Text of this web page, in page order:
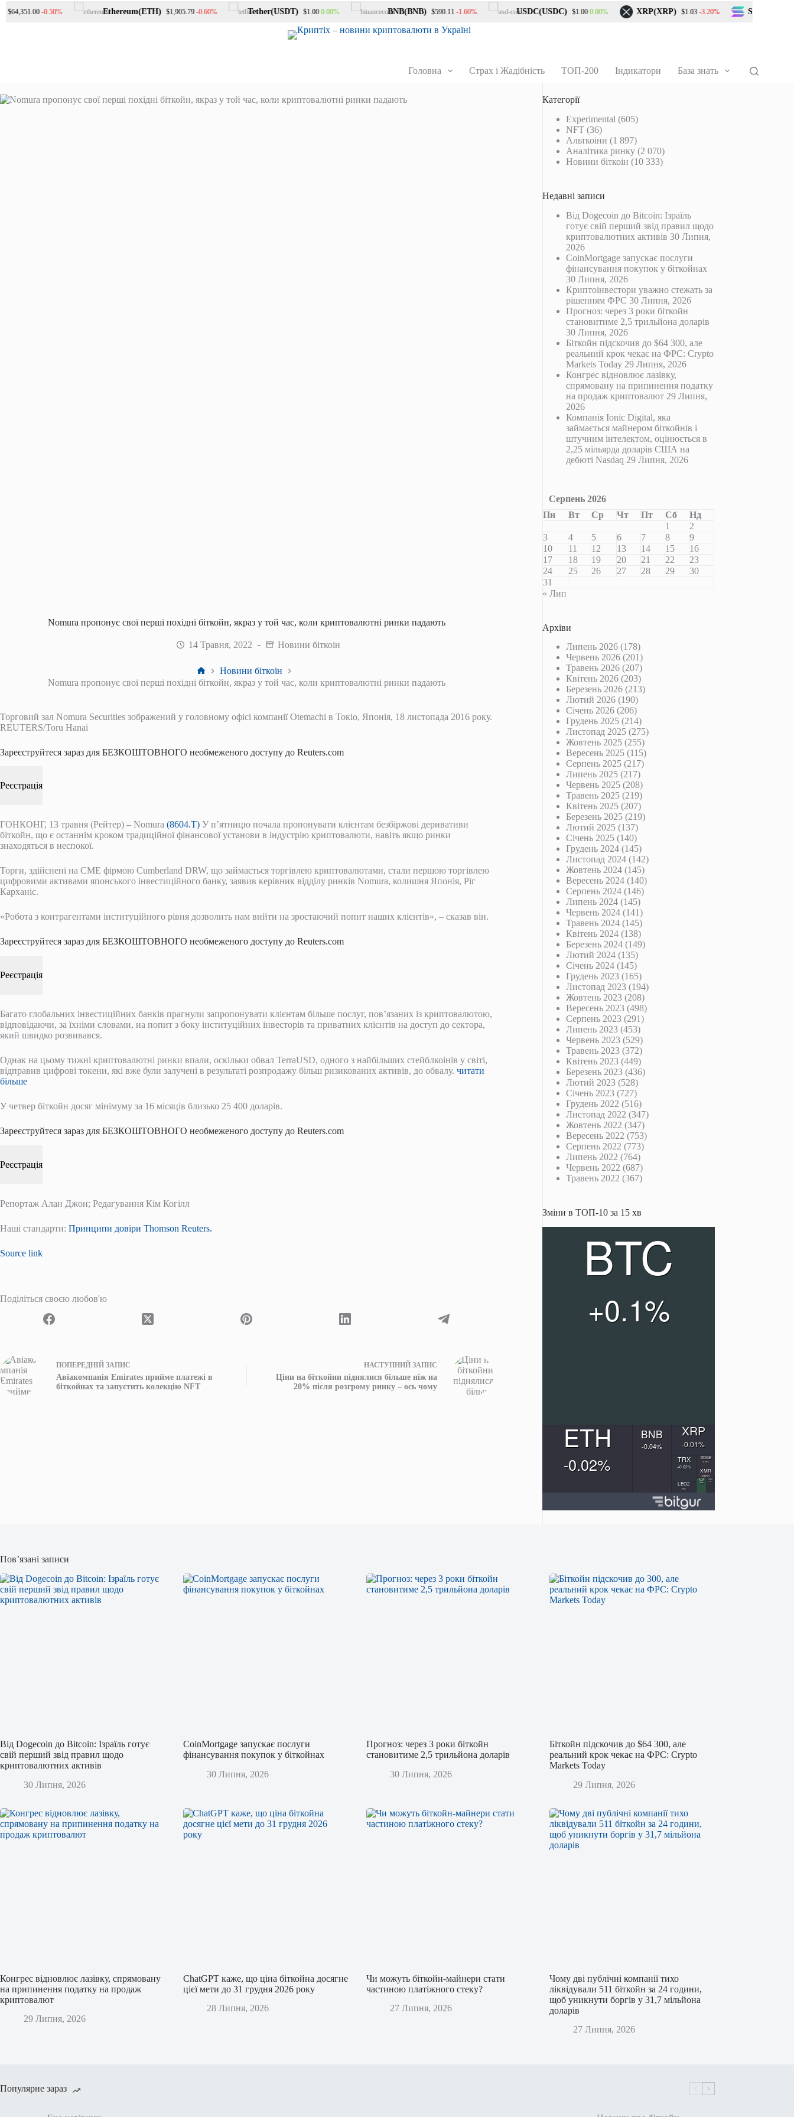
до
-0.50% Ethereum(ETH) $1,905.79 -0.60% Tether(USDT) $1.00 0.00% BNB(BNB) $590.11 -1.60% USDC(USDC) $1.00 0.00% XRP(XRP) $1.03 -3.20% Solana(SOL)
Головна Страх і Жадібність ТОП-200 Індикатори База знать
Nomura пропонує свої перші похідні біткойн, якраз у той час, коли криптовалютні ринки падають
14 Травня, 2022 Новини біткоін
Головна
Новини біткоін
Nomura пропонує свої перші похідні біткойн, якраз у той час, коли криптовалютні ринки падають
Торговий зал Nomura Securities зображений у головному офісі компанії Otemachi в Токіо, Японія, 18 листопада 2016 року.
REUTERS/Toru Hanai
Зареєструйтеся зараз для БЕЗКОШТОВНОГО необмеженого доступу до Reuters.com
Реєстрація
ГОНКОНГ, 13 травня (Рейтер) – Nomura (8604.T) У п’ятницю почала пропонувати клієнтам безбіржові деривативи
біткойн, що є останнім кроком традиційної фінансової установи в індустрію криптовалюти, навіть якщо ринки
знаходяться в неспокої.
Торги, здійснені на CME фірмою Cumberland DRW, що займається торгівлею криптовалютами, стали першою торгівлею
цифровими активами японського інвестиційного банку, заявив керівник відділу ринків Nomura, колишня Японія, Ріг
Карханіс.
«Робота з контрагентами інституційного рівня дозволить нам вийти на зростаючий попит наших клієнтів», – сказав він.
Зареєструйтеся зараз для БЕЗКОШТОВНОГО необмеженого доступу до Reuters.com
Реєстрація
Багато глобальних інвестиційних банків прагнули запропонувати клієнтам більше послуг, пов’язаних із криптовалютою,
відповідаючи, за їхніми словами, на попит з боку інституційних інвесторів та приватних клієнтів на доступ до сектора,
який швидко розвивався.
Однак на цьому тижні криптовалютні ринки впали, оскільки обвал TerraUSD, одного з найбільших стейблкоінів у світі,
відправив цифрові токени, які вже були залучені в результаті розпродажу більш ризикованих активів, до обвалу. читати
більше
У четвер біткойн досяг мінімуму за 16 місяців близько 25 400 доларів.
Зареєструйтеся зараз для БЕЗКОШТОВНОГО необмеженого доступу до Reuters.com
Реєстрація
Репортаж Алан Джон; Редагування Кім Когілл
Наші стандарти: Принципи довіри Thomson Reuters.
Source link
Поділіться своєю любов'ю
ПОПЕРЕДНІЙ ЗАПИС
Авіакомпанія Emirates прийме платежі в
біткойнах та запустить колекцію NFT
НАСТУПНИЙ ЗАПИС
Ціни на біткойни піднялися більше ніж на
20% після розгрому ринку – ось чому
Категорії
Experimental (605)
NFT (36)
Альткоіни (1 897)
Аналітика ринку (2 070)
Новини біткоін (10 333)
Недавні записи
Від Dogecoin до Bitcoin: Ізраїль
готує свій перший звід правил щодо
криптовалютних активів 30 Липня,
2026
CoinMortgage запускає послуги
фінансування покупок у біткойнах
30 Липня, 2026
Криптоінвестори уважно стежать за
рішенням ФРС 30 Липня, 2026
Прогноз: через 3 роки біткойн
становитиме 2,5 трильйона доларів
30 Липня, 2026
Біткойн підскочив до $64 300, але
реальний крок чекає на ФРС: Crypto
Markets Today 29 Липня, 2026
Конгрес відновлює лазівку,
спрямовану на припинення податку
на продаж криптовалют 29 Липня,
2026
Компанія Ionic Digital, яка
займається майнером біткойнів і
штучним інтелектом, оцінюється в
2,25 мільярда доларів США на
дебюті Nasdaq 29 Липня, 2026
Серпень 2026
Пн
Вт Ср Чт Пт Сб
Нд
1
2
3
4 5 6 7 8
9
10
11 12 13 14 15
16
17
18 19 20 21 22
23
24
25 26 27 28 29
30
31
« Лип
Архіви
Липень 2026 (178)
Червень 2026 (201)
Травень 2026 (207)
Квітень 2026 (203)
Березень 2026 (213)
Лютий 2026 (190)
Січень 2026 (206)
Грудень 2025 (214)
Листопад 2025 (275)
Жовтень 2025 (255)
Вересень 2025 (115)
Серпень 2025 (217)
Липень 2025 (217)
Червень 2025 (208)
Травень 2025 (219)
Квітень 2025 (207)
Березень 2025 (219)
Лютий 2025 (137)
Січень 2025 (140)
Грудень 2024 (145)
Листопад 2024 (142)
Жовтень 2024 (145)
Вересень 2024 (140)
Серпень 2024 (146)
Липень 2024 (145)
Червень 2024 (141)
Травень 2024 (145)
Квітень 2024 (138)
Березень 2024 (149)
Лютий 2024 (135)
Січень 2024 (145)
Грудень 2023 (165)
Листопад 2023 (194)
Жовтень 2023 (208)
Вересень 2023 (498)
Серпень 2023 (291)
Липень 2023 (453)
Червень 2023 (529)
Травень 2023 (372)
Квітень 2023 (449)
Березень 2023 (436)
Лютий 2023 (528)
Січень 2023 (727)
Грудень 2022 (516)
Листопад 2022 (347)
Жовтень 2022 (347)
Вересень 2022 (753)
Серпень 2022 (773)
Липень 2022 (764)
Червень 2022 (687)
Травень 2022 (367)
Зміни в ТОП-10 за 15 хв
Пов’язані записи
Від Dogecoin до Bitcoin: Ізраїль готує
свій перший звід правил щодо
криптовалютних активів
30 Липня, 2026
CoinMortgage запускає послуги
фінансування покупок у біткойнах
30 Липня, 2026
Прогноз: через 3 роки біткойн
становитиме 2,5 трильйона доларів
30 Липня, 2026
Біткойн підскочив до $64 300, але
реальний крок чекає на ФРС: Crypto
Markets Today
29 Липня, 2026
Конгрес відновлює лазівку, спрямовану
на припинення податку на продаж
криптовалют
29 Липня, 2026
ChatGPT каже, що ціна біткойна досягне
цієї мети до 31 грудня 2026 року
28 Липня, 2026
Чи можуть біткойн-майнери стати
частиною платіжного стеку?
27 Липня, 2026
Чому дві публічні компанії тихо
ліквідували 511 біткойн за 24 години,
щоб уникнути боргів у 31,7 мільйона
доларів
27 Липня, 2026
Популярне зараз